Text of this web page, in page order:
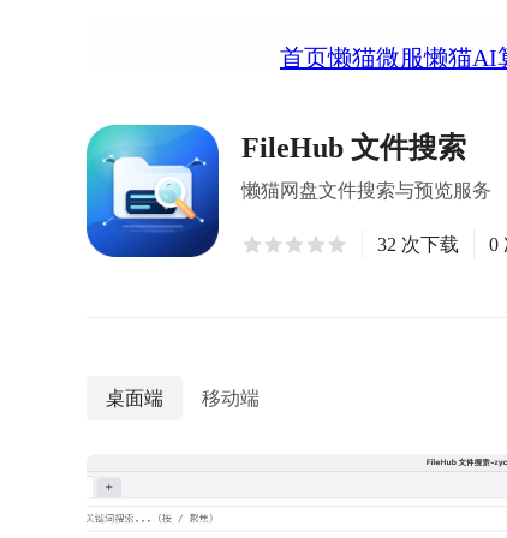
首页懒猫微服懒猫AI
FileHub 文件搜索
懒猫网盘文件搜索与预览服务
32 次下载 0
桌面端 移动端